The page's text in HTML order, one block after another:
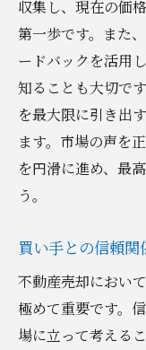
収集し、現在の価
第一歩です。また
ードバックを活用
知ることも大切で
を最大限に引き出
ます。市場の声を
を円滑に進め、最
う。
買い手との信頼関
不動産売却におい
極めて重要です。
場に立って考える